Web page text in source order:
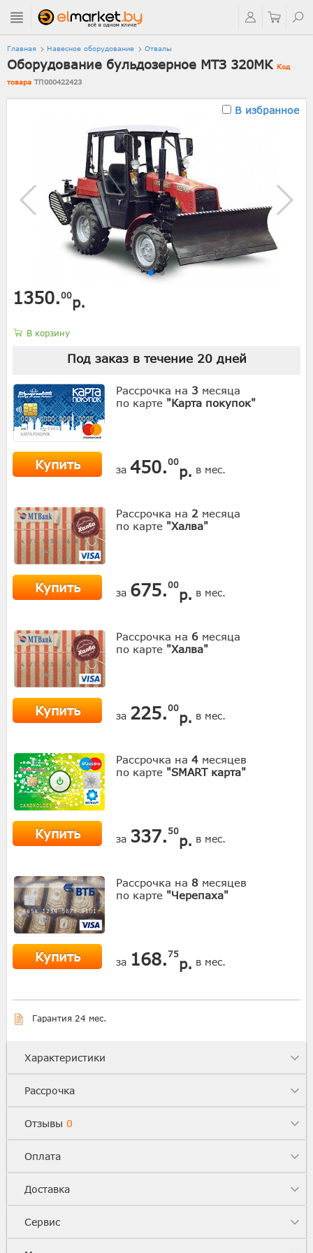
Главная Навесное оборудование Отвалы
Оборудование бульдозерное МТЗ 320МК Код
товара ТП000422423
В избранное
1350.00р.
В корзину
Под заказ в течение 20дней
Рассрочка на 3 месяца
по карте "Карта покупок"
Купить за 450.00
р. в мес.
Рассрочка на 2 месяца
по карте "Халва"
Купить за 675.00
р. в мес.
Рассрочка на 6 месяца
по карте "Халва"
Купить за 225.00
р. в мес.
Рассрочка на 4 месяцев
по карте "SMART карта"
Купить за 337. 50
р. в мес.
Рассрочка на 8 месяцев
по карте "Черепаха"
Купить за 168. 75
р. в мес.
Гарантия 24 мес.
Характеристики
Рассрочка
Отзывы 0
Оплата
Доставка
Сервис